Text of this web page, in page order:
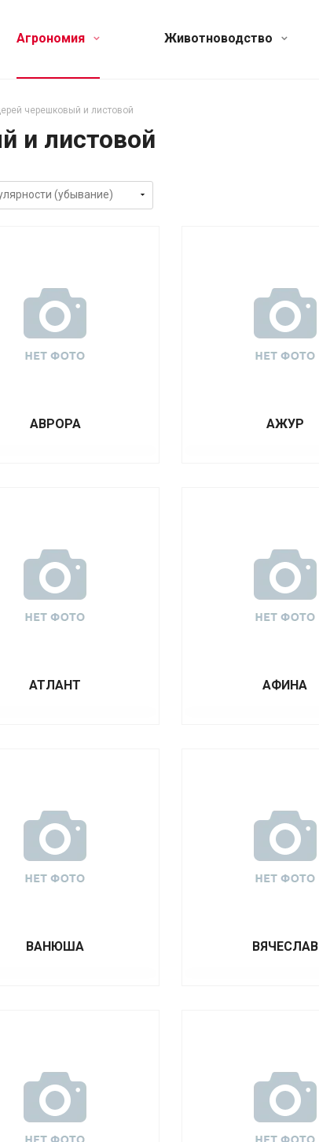
Агрономия Животноводство
черешковый и листовой
и листовой
АВРОРА АЖУР
АТЛАНТ АФИНА
ВАНЮША ВЯЧЕСЛАВ